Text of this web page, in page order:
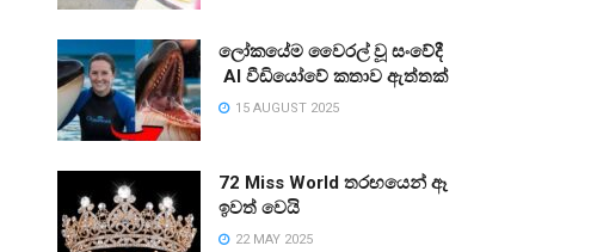
ලෝකයේම වෛරල් වූ සංවේදී
AI වීඩියෝවේ කතාව ඇත්තක්
15 AUGUST 2025
72 Miss World තරඟයෙන් ඈ
ඉවත් වෙයි
22 MAY 2025